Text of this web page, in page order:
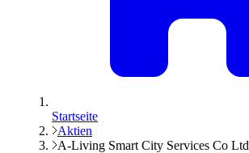
Startseite
Aktien
A-Living Smart City Services Co Ltd